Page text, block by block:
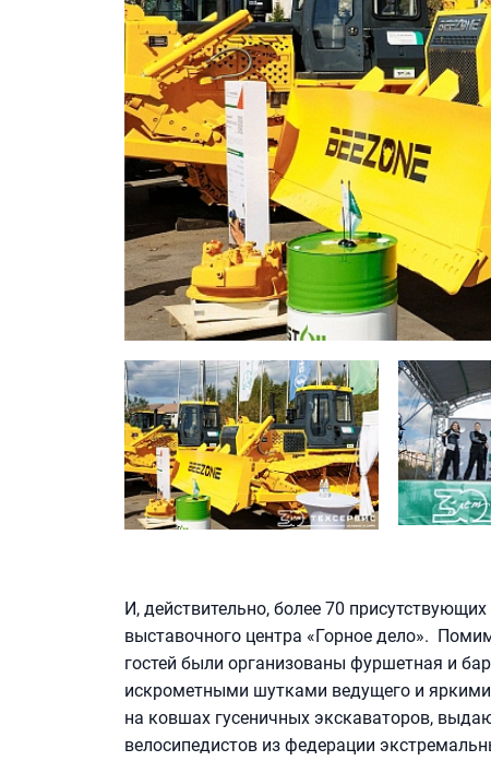
И, действительно, более 70
выставочного центра «Горное дело».
гостей были организованы фуршетная и
искрометными шутками ведущего и
на ковшах гусеничных экскаваторов,
велосипедистов из федерации